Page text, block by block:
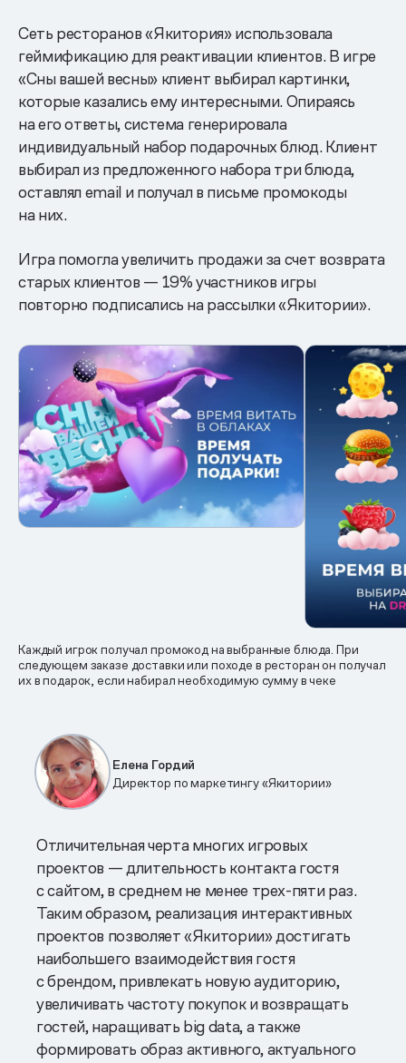
Сеть ресторанов «Якитория» использовала
геймификацию для реактивации клиентов. В игре
«Сны вашей весны» клиент выбирал картинки,
которые казались ему интересными. Опираясь
на его ответы, система генерировала
индивидуальный набор подарочных блюд. Клиент
выбирал из предложенного набора три блюда,
оставлял email и получал в письме промокоды
на них.
Игра помогла увеличить продажи за счет возврата
старых клиентов — 19% участников игры
повторно подписались на рассылки «Якитории».
Каждый игрок получал промокод на выбранные блюда. При
следующем заказе доставки или походе в ресторан он получал
их в подарок, если набирал необходимую сумму в чеке
Елена Гордий
Директор по маркетингу «Якитории»
Отличительная черта многих игровых
проектов — длительность контакта гостя
с сайтом, в среднем не менее трех-пяти раз.
Таким образом, реализация интерактивных
проектов позволяет «Якитории» достигать
наибольшего взаимодействия гостя
с брендом, привлекать новую аудиторию,
увеличивать частоту покупок и возвращать
гостей, наращивать big data, а также
формировать образ активного, актуального